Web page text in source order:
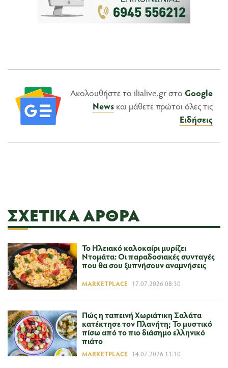
Ακολουθήστε το ilialive.gr στο Google
News και μάθετε πρώτοι όλες τις
Ειδήσεις
ΣΧΕΤΙΚΆ ΆΡΘΡΑ
Το Ηλειακό καλοκαίρι μυρίζει
Ντομάτα: Οι παραδοσιακές συνταγές
που θα σου ξυπνήσουν αναμνήσεις
MARKETPLACE 17.07.2026 08:30
Πώς η ταπεινή Χωριάτικη Σαλάτα
κατέκτησε τον Πλανήτη; Το μυστικό
πίσω από το πιο διάσημο ελληνικό
πιάτο
MARKETPLACE 14.07.2026 11:10